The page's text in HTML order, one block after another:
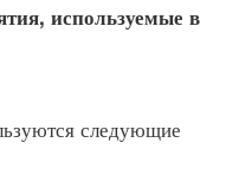
используемые в
следующие